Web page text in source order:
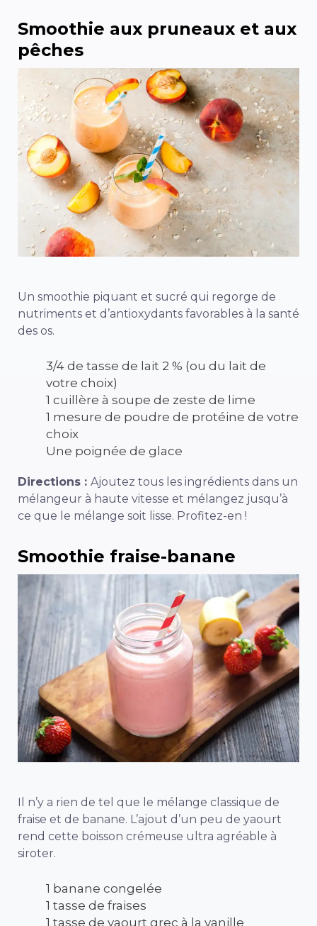
Smoothie aux pruneaux et aux
pêches
Un smoothie piquant et sucré qui regorge de
nutriments et d’antioxydants favorables à la santé
des os.
3/4 de tasse de lait 2 % (ou du lait de
votre choix)
1 cuillère à soupe de zeste de lime
1 mesure de poudre de protéine de votre
choix
Une poignée de glace
Directions : Ajoutez tous les ingrédients dans un
mélangeur à haute vitesse et mélangez jusqu’à
ce que le mélange soit lisse. Profitez-en !
Smoothie fraise-banane
Il n’y a rien de tel que le mélange classique de
fraise et de banane. L’ajout d’un peu de yaourt
rend cette boisson crémeuse ultra agréable à
siroter.
1 banane congelée
1 tasse de fraises
1 tasse de yaourt grec à la vanille